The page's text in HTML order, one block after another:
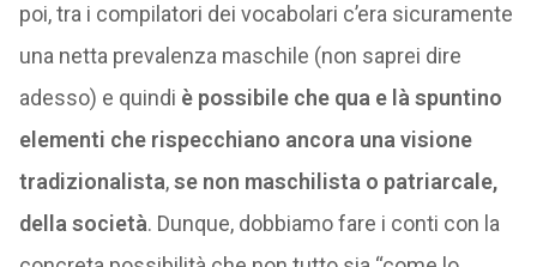
poi, tra i compilatori dei vocabolari c’era sicuramente
una netta prevalenza maschile (non saprei dire
adesso) e quindi è possibile che qua e là spuntino
elementi che rispecchiano ancora una visione
tradizionalista,se non maschilista o patriarcale,
della società. Dunque, dobbiamo fare i conti con la